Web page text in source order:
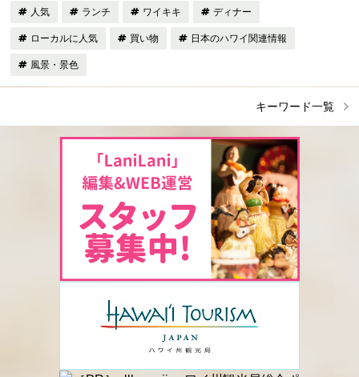
人気 ランチ ワイキキ ディナー
ローカルに人気 買い物 日本のハワイ関連情報
風景・景色
キーワード一覧